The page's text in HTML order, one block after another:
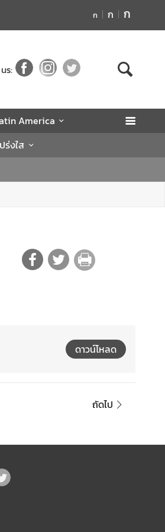
ก ก ก
America
ร่งใส
ดาวน์โหลด
ถัดไป